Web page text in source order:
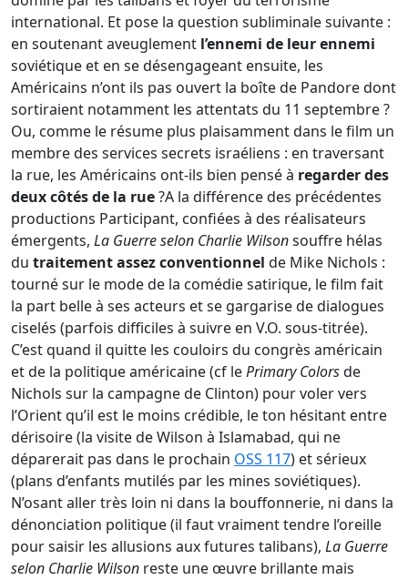
international. Et pose la question subliminale suivante :
en soutenant aveuglement l’ennemi de leur ennemi
soviétique et en se désengageant ensuite, les
Américains n’ont ils pas ouvert la boîte de Pandore dont
sortiraient notamment les attentats du 11 septembre ?
Ou, comme le résume plus plaisamment dans le film un
membre des services secrets israéliens : en traversant
la rue, les Américains ont-ils bien pensé à regarder des
deux côtés de la rue?A la différence des précédentes
productions Participant, confiées à des réalisateurs
émergents, La Guerre selon Charlie Wilsonsouffre hélas
du traitement assez conventionnel de Mike Nichols :
tourné sur le mode de la comédie satirique, le film fait
la part belle à ses acteurs et se gargarise de dialogues
ciselés (parfois difficiles à suivre en V.O. sous-titrée).
C’est quand il quitte les couloirs du congrès américain
et de la politique américaine (cf lePrimary Colorsde
Nichols sur la campagne de Clinton) pour voler vers
l’Orient qu’il est le moins crédible, le ton hésitant entre
dérisoire (la visite de Wilson à Islamabad, qui ne
déparerait pas dans le prochain OSS 117) et sérieux
(plans d’enfants mutilés par les mines soviétiques).
N’osant aller très loin ni dans la bouffonnerie, ni dans la
dénonciation politique (il faut vraiment tendre l’oreille
pour saisir les allusions aux futures talibans), La Guerre
selon Charlie Wilson reste une œuvre brillante mais